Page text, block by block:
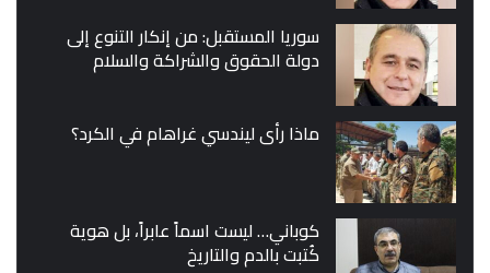
سوريا المستقبل: من إنكار التنوع إلى
دولة الحقوق والشراكة والسلام
ماذا رأى ليندسي غراهام في الكرد؟
كوباني… ليست اسماً عابراً، بل هوية
كُتبت بالدم والتاريخ